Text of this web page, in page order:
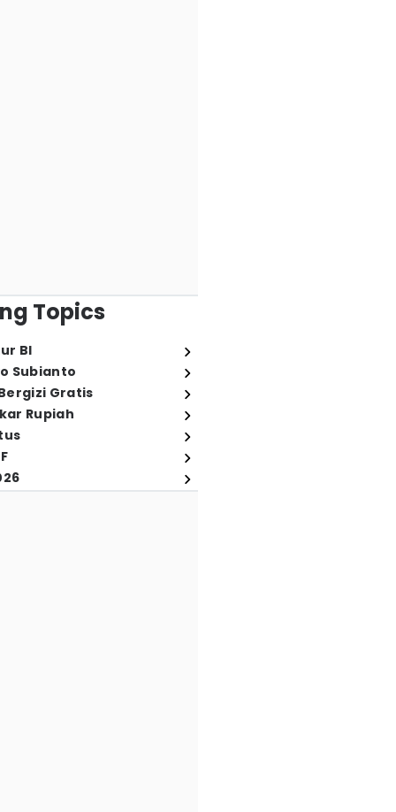
Topics
BI
Subianto
Gratis
Rupiah